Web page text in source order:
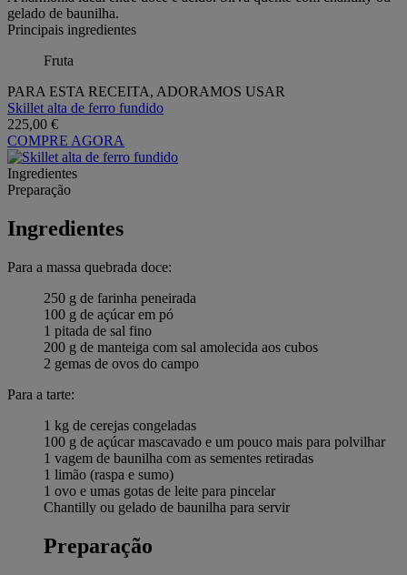
gelado de baunilha.
Principais ingredientes
Fruta
PARA ESTA RECEITA, ADORAMOS USAR
Skillet alta de ferro fundido
225,00 €
COMPRE AGORA
Ingredientes
Preparação
Ingredientes
Para a massa quebrada doce:
250 g de farinha peneirada
100 g de açúcar em pó
1 pitada de sal fino
200 g de manteiga com sal amolecida aos cubos
2 gemas de ovos do campo
Para a tarte:
1 kg de cerejas congeladas
100 g de açúcar mascavado e um pouco mais para polvilhar
1 vagem de baunilha com as sementes retiradas
1 limão (raspa e sumo)
1 ovo e umas gotas de leite para pincelar
Chantilly ou gelado de baunilha para servir
Preparação